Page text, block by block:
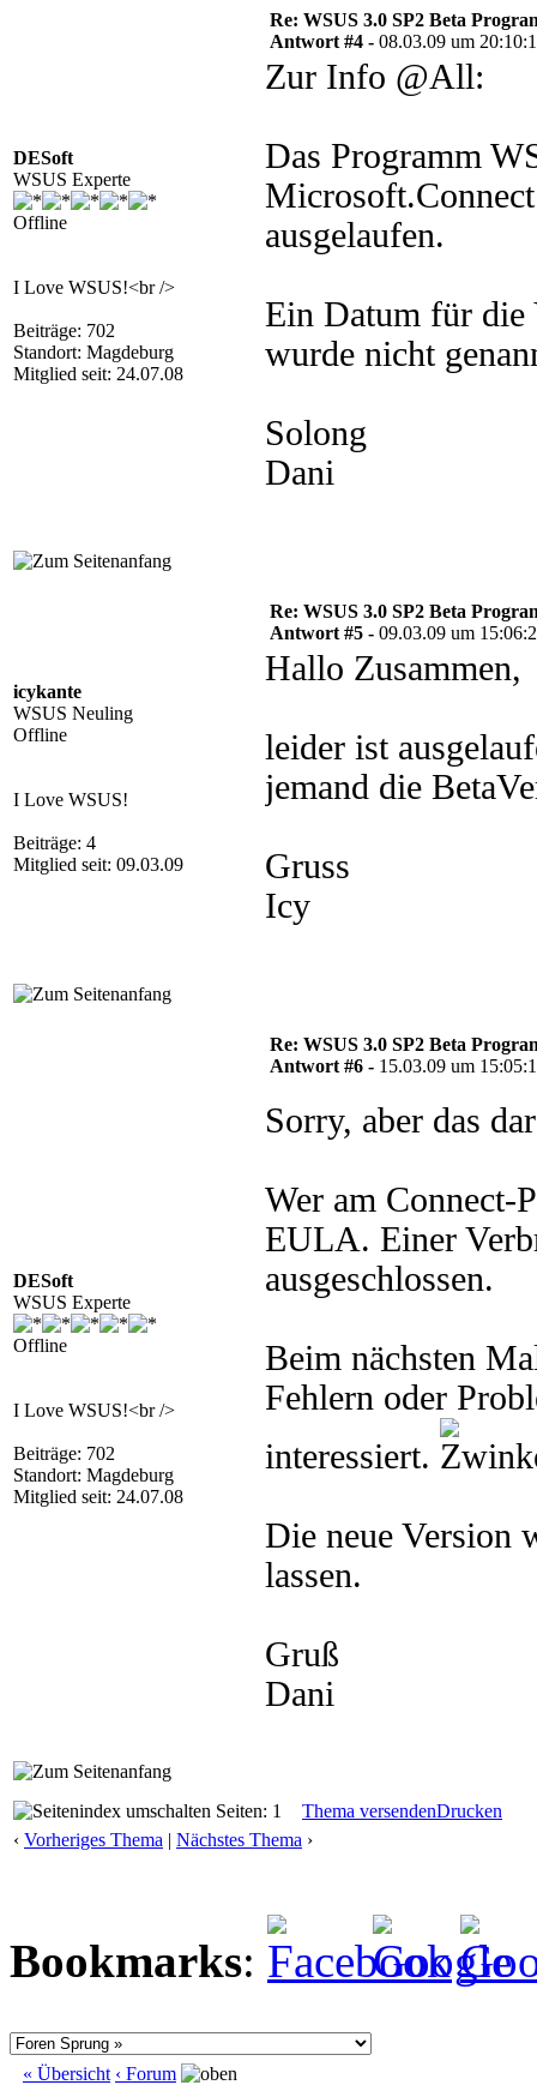
DESoft
WSUS Experte
Offline
I Love WSUS!<br />
Beiträge: 702
Standort: Magdeburg
Mitglied seit: 24.07.08
Re: WSUS 3.0 SP2 Beta
Antwort #4 - 08.03.09 um
Zur Info @All:
Das Programm
ausgelaufen.
Ein Datum für die
wurde nicht
Solong
Dani
icykante
WSUS Neuling
Offline
I Love WSUS!
Beiträge: 4
Mitglied seit: 09.03.09
Re: WSUS 3.0 SP2 Beta
Antwort #5 - 09.03.09 um
Hallo Zusammen,
leider ist
jemand die
Gruss
Icy
DESoft
WSUS Experte
Offline
I Love WSUS!<br />
Beiträge: 702
Standort: Magdeburg
Mitglied seit: 24.07.08
Re: WSUS 3.0 SP2 Beta
Antwort #6 - 15.03.09 um
Sorry, aber das
Wer am Connect-
EULA. Einer
ausgeschlossen.
Beim nächsten
Fehlern oder
interessiert.
Die neue Version
lassen.
Gruß
Dani
Seiten: 1 Thema versendenDrucken
‹ Vorheriges Thema | Nächstes Thema ›
Bookmarks:
« Übersicht ‹ Forum